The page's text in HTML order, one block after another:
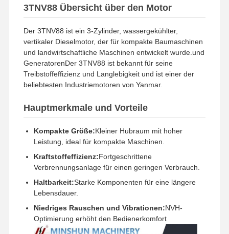
Kühlsystem Wasserkühlt
Startmethode Elektrischer Start
3TNV88 Übersicht über den Motor
Der 3TNV88 ist ein 3-Zylinder, wassergekühlter,
vertikaler Dieselmotor, der für kompakte Baumaschinen
und landwirtschaftliche Maschinen entwickelt wurde.und
GeneratorenDer 3TNV88 ist bekannt für seine
Treibstoffeffizienz und Langlebigkeit und ist einer der
beliebtesten Industriemotoren von Yanmar.
Hauptmerkmale und Vorteile
Kompakte Größe:Kleiner Hubraum mit hoher
Leistung, ideal für kompakte Maschinen.
Kraftstoffeffizienz:Fortgeschrittene
Verbrennungsanlage für einen geringen Verbrauch.
Haltbarkeit:Starke Komponenten für eine längere
Lebensdauer.
Niedriges Rauschen und Vibrationen:NVH-
Optimierung erhöht den Bedienerkomfort